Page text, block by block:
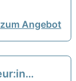
zum Angebot